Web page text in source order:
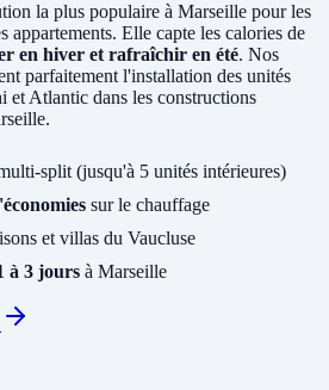
la plus populaire à Marseille pour les
appartements. Elle capte les calories de
en hiver et rafraîchir en été. Nos
parfaitement l'installation des unités
Atlantic dans les constructions
split (jusqu'à 5 unités intérieures)
sur le chauffage
et villas du Vaucluse
à 3 jours à Marseille